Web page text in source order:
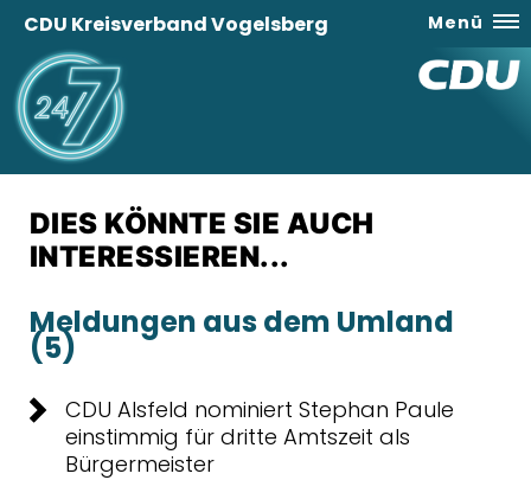
CDU Kreisverband Vogelsberg Menü
DIES KÖNNTE SIE AUCH
INTERESSIEREN...
Meldungen aus dem Umland
(5)
CDU Alsfeld nominiert Stephan Paule
einstimmig für dritte Amtszeit als
Bürgermeister